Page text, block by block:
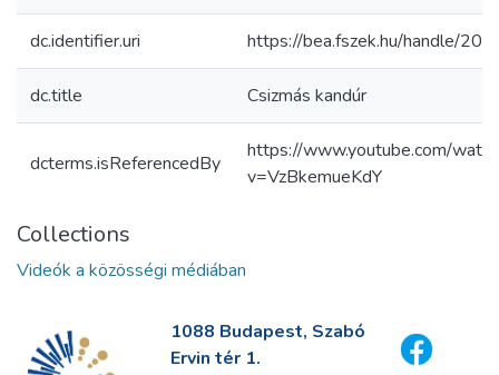
dc.identifier.uri https://bea.fszek.hu/handle/
dc.title Csizmás kandúr
dcterms.isReferencedBy
https://www.youtube.com/
v=VzBkemueKdY
Collections
Videók a közösségi médiában
1088 Budapest, Szabó
Ervin tér 1.